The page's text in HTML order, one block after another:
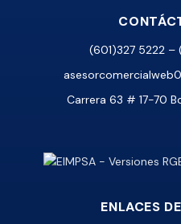
(601)327 5222 –
Carrera 63 # 17-70
ENLACES